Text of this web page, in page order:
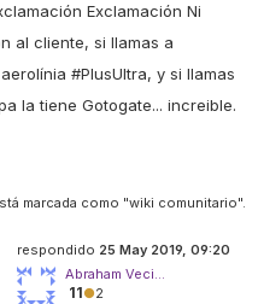
Exclamación Ni
al cliente, si llamas a
#PlusUltra, y si llamas
la tiene Gotogate... increible.
marcada como "wiki comunitario".
respondido 25 May 2019, 09:20
Abraham Veci...
11●2